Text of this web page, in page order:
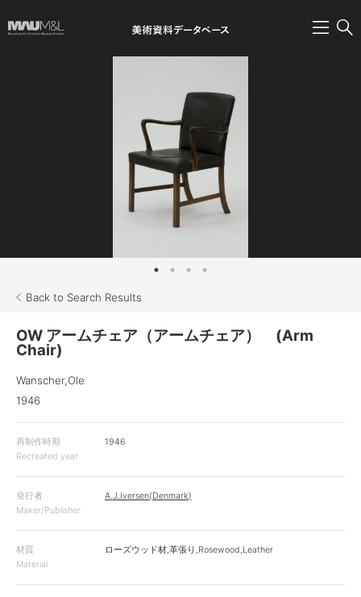
Back to Search Results
OW アームチェア（アームチェア） (Arm
Chair)
Wanscher,Ole
1946
再制作時期
Recreated year
1946
発行者
Maker/Publisher
A.J.Iversen(Denmark)
材質
Material
ローズウッド材,革張り,Rosewood,Leather